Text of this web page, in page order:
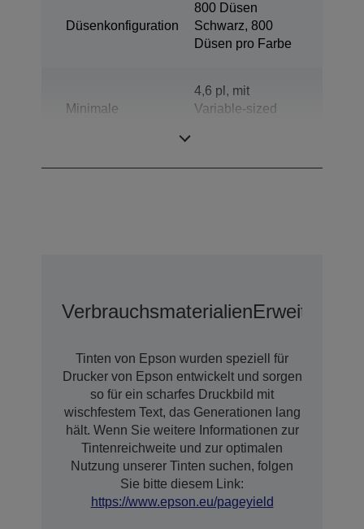
Düsenkonfiguration
800 Düsen
Schwarz, 800
Düsen pro Farbe
Minimale
4,6 pl, mit
Variable-sized
VerbrauchsmaterialienErweiterter
Tinten von Epson wurden speziell für
Drucker von Epson entwickelt und sorgen
so für ein scharfes Druckbild mit
wischfestem Text, das Generationen lang
hält. Wenn Sie weitere Informationen zur
Tintenreichweite und zur optimalen
Nutzung unserer Tinten suchen, folgen
Sie bitte diesem Link:
https://www.epson.eu/pageyield